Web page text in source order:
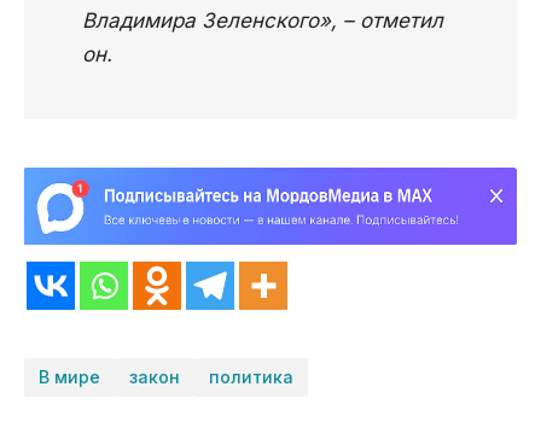
Владимира Зеленского», – отметил
он.
В мире закон политика